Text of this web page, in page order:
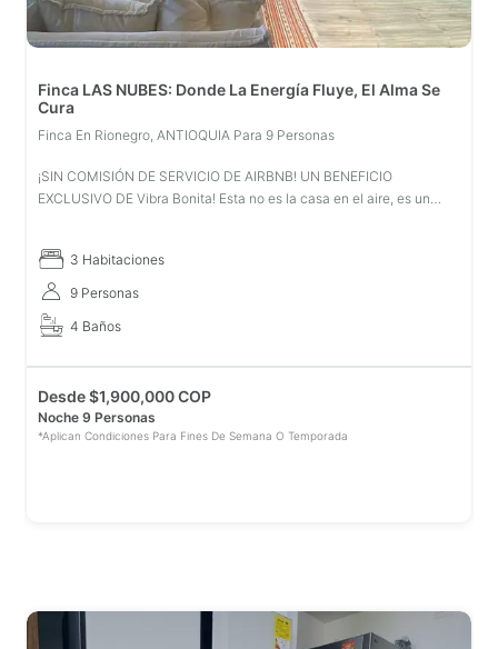
Finca LAS NUBES: Donde La Energía Fluye, El Alma Se
Cura
Finca En Rionegro, ANTIOQUIA Para 9 Personas
¡SIN COMISIÓN DE SERVICIO DE AIRBNB! UN BENEFICIO
EXCLUSIVO DE Vibra Bonita! Esta no es la casa en el aire, es un
3 Habitaciones
9 Personas
4 Baños
Desde$1,900,000 COP
Noche 9 Personas
*Aplican Condiciones Para Fines De Semana O Temporada